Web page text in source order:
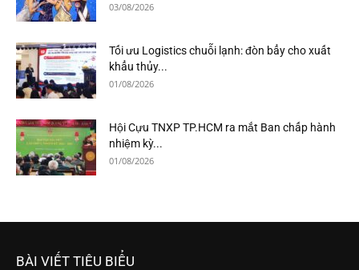
03/08/2026
Tối ưu Logistics chuỗi lạnh: đòn bẩy cho xuất
khẩu thủy...
01/08/2026
Hội Cựu TNXP TP.HCM ra mắt Ban chấp hành
nhiệm kỳ...
01/08/2026
BÀI VIẾT TIÊU BIỂU